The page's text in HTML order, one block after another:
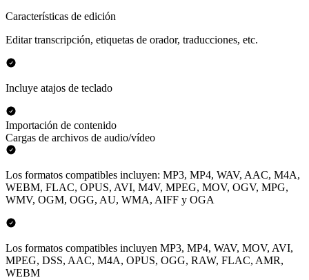
Características de edición
Editar transcripción, etiquetas de orador, traducciones, etc.
Incluye atajos de teclado
Importación de contenido
Cargas de archivos de audio/vídeo
Los formatos compatibles incluyen: MP3, MP4, WAV, AAC, M4A,
WEBM, FLAC, OPUS, AVI, M4V, MPEG, MOV, OGV, MPG,
WMV, OGM, OGG, AU, WMA, AIFF y OGA
Los formatos compatibles incluyen MP3, MP4, WAV, MOV, AVI,
MPEG, DSS, AAC, M4A, OPUS, OGG, RAW, FLAC, AMR,
WEBM